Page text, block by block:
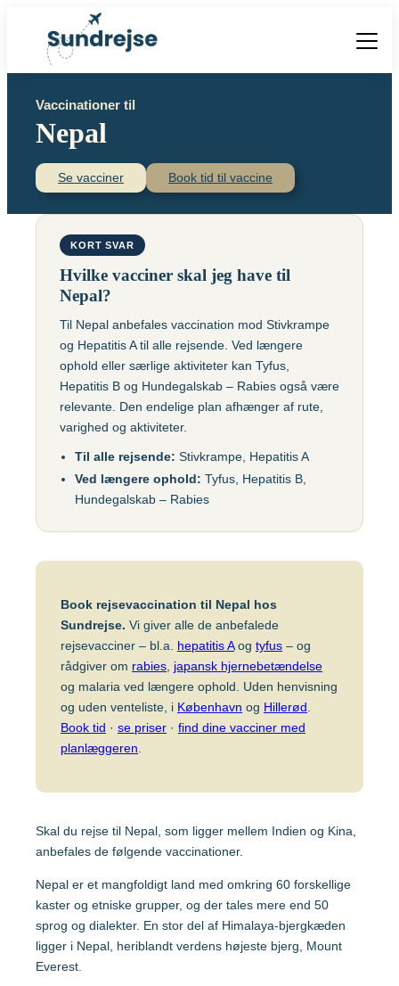
Vacciner
Vacciner
Centraleuropæisk
Hjernebetændelse
(TBE)
Chikungunyavaccine
(Ixchiq)
Denguefeber
Gul feber
Hepatitis A
Ambirix
Hepatitis B
HPV
Hundegalskab –
Rabies
Influenza
Japansk
Malaria
Meningokokker
(ACWY)
MFR (MMR)
(Imvanex)
Polio
Respiratorisk
Skoldkopper (Chicken
Pox)
Stivkrampe (Difteri-
Stivkrampe)
Tuberkulose (BCG)
Vaccination af gravide
Vaccination af børn
Destinationer
Find over 240 destinationer!
Populære destinationer
Brasilien
Cambodja
Etiopien
Ghana
Japan
Kenya
Mozambique
Myanmar
Nepal
Priser
Vaccinationer til
Nepal
Se vacciner Book tid til vaccine
KORT SVAR
Hvilke vacciner skal jeg have til
Nepal?
Til Nepal anbefales vaccination mod Stivkrampe
og Hepatitis A til alle rejsende. Ved længere
ophold eller særlige aktiviteter kan Tyfus,
Hepatitis B og Hundegalskab – Rabies også være
relevante. Den endelige plan afhænger af rute,
varighed og aktiviteter.
Til alle rejsende: Stivkrampe, Hepatitis A
Ved længere ophold: Tyfus, Hepatitis B,
Hundegalskab – Rabies
Book rejsevaccination til Nepal hos
Sundrejse. Vi giver alle de anbefalede
rejsevacciner – bl.a. hepatitis Aog tyfus – og
rådgiver om rabies japansk hjernebetændelse
og malaria ved længere ophold. Uden henvisning
og uden venteliste, i København og Hillerød
Book tid · se priser · find dine vacciner med
planlæggeren
Skal du rejse til Nepal, som ligger mellem Indien og Kina,
anbefales de følgende vaccinationer.
Nepal er et mangfoldigt land med omkring 60 forskellige
kaster og etniske grupper, og der tales mere end 50
sprog og dialekter. En stor del af Himalaya-bjergkæden
ligger i Nepal, heriblandt verdens højeste bjerg, Mount
Everest.